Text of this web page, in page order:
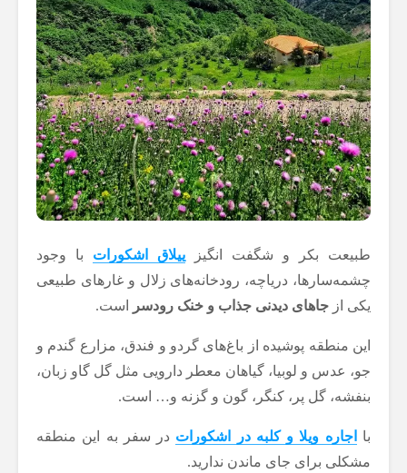
طبیعت بکر و شگفت انگیز ییلاق اشکورات با وجود
چشمه‌سارها، دریاچه‌، رودخانه‌های زلال و غارهای طبیعی
یکی از جاهای دیدنی جذاب و خنک رودسر است.
این منطقه پوشیده از باغ‌های گردو و فندق، مزارع گندم و
جو، عدس و لوبیا، گیاهان معطر دارویی مثل گل گاو زبان،
بنفشه، گل پر، کنگر، گون و گزنه و… است.
با اجاره ویلا و کلبه در اشکورات در سفر به این منطقه
مشکلی برای جای ماندن ندارید.